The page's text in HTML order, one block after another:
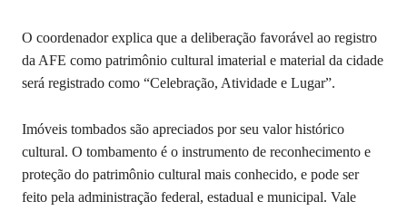
O coordenador explica que a deliberação favorável ao registro
da AFE como patrimônio cultural imaterial e material da cidade
será registrado como “Celebração, Atividade e Lugar”.
Imóveis tombados são apreciados por seu valor histórico
cultural. O tombamento é o instrumento de reconhecimento e
proteção do patrimônio cultural mais conhecido, e pode ser
feito pela administração federal, estadual e municipal. Vale